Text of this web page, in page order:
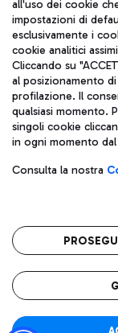
Pizza
Gelateria
Wine Bar &
Autobus
Scopri le linee di
Leonardo Da Vinci.
Raggiungi
Ristoranti
Scopri la nostra
Mappa Aeroporto
Aeroporti di Roma
coordinamento di
Codice fiscale e
IVA 06572251004
Capitale sociale
Sede legale: Via
telefono +39 06
Privacy policy
all'uso dei cookie
impostazioni di
esclusivamente i
cookie analitici
Cliccando su
al posizionamento
profilazione. Il
qualsiasi momento.
singoli cookie
in ogni momento
Consulta la nostra